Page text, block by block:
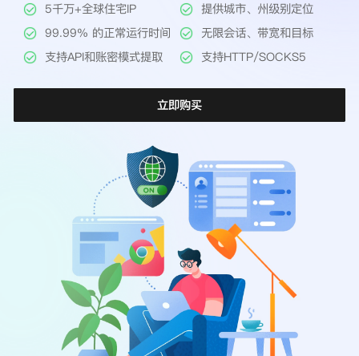
工具
帮助中心
5千万+全球住宅IP
提供城市、州级别定位
99.99% 的正常运行时间
无限会话、带宽和目标
支持API和账密模式提取
支持HTTP/SOCKS5
立即购买